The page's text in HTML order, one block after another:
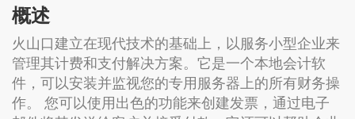
概述
火山口建立在现代技术的基础上，以服务小型企业来
管理其计费和支付解决方案。它是一个本地会计软
件，可以安装并监视您的专用服务器上的所有财务操
作。 您可以使用出色的功能来创建发票，通过电子